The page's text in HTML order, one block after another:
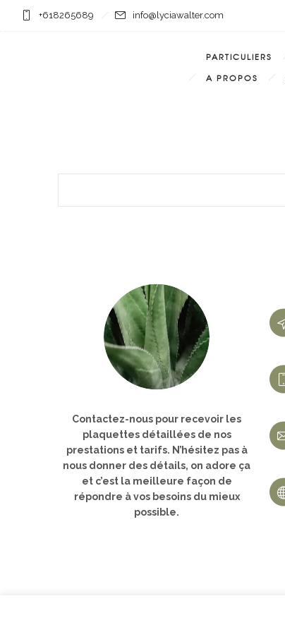
+618265689 info@lyciawalter.com
PARTICULIERS
A PROPOS
Contactez-nous pour recevoir les
plaquettes détaillées de nos
prestations et tarifs. N’hésitez pas à
nous donner des détails, on adore ça
et c’est la meilleure façon de
répondre à vos besoins du mieux
possible.